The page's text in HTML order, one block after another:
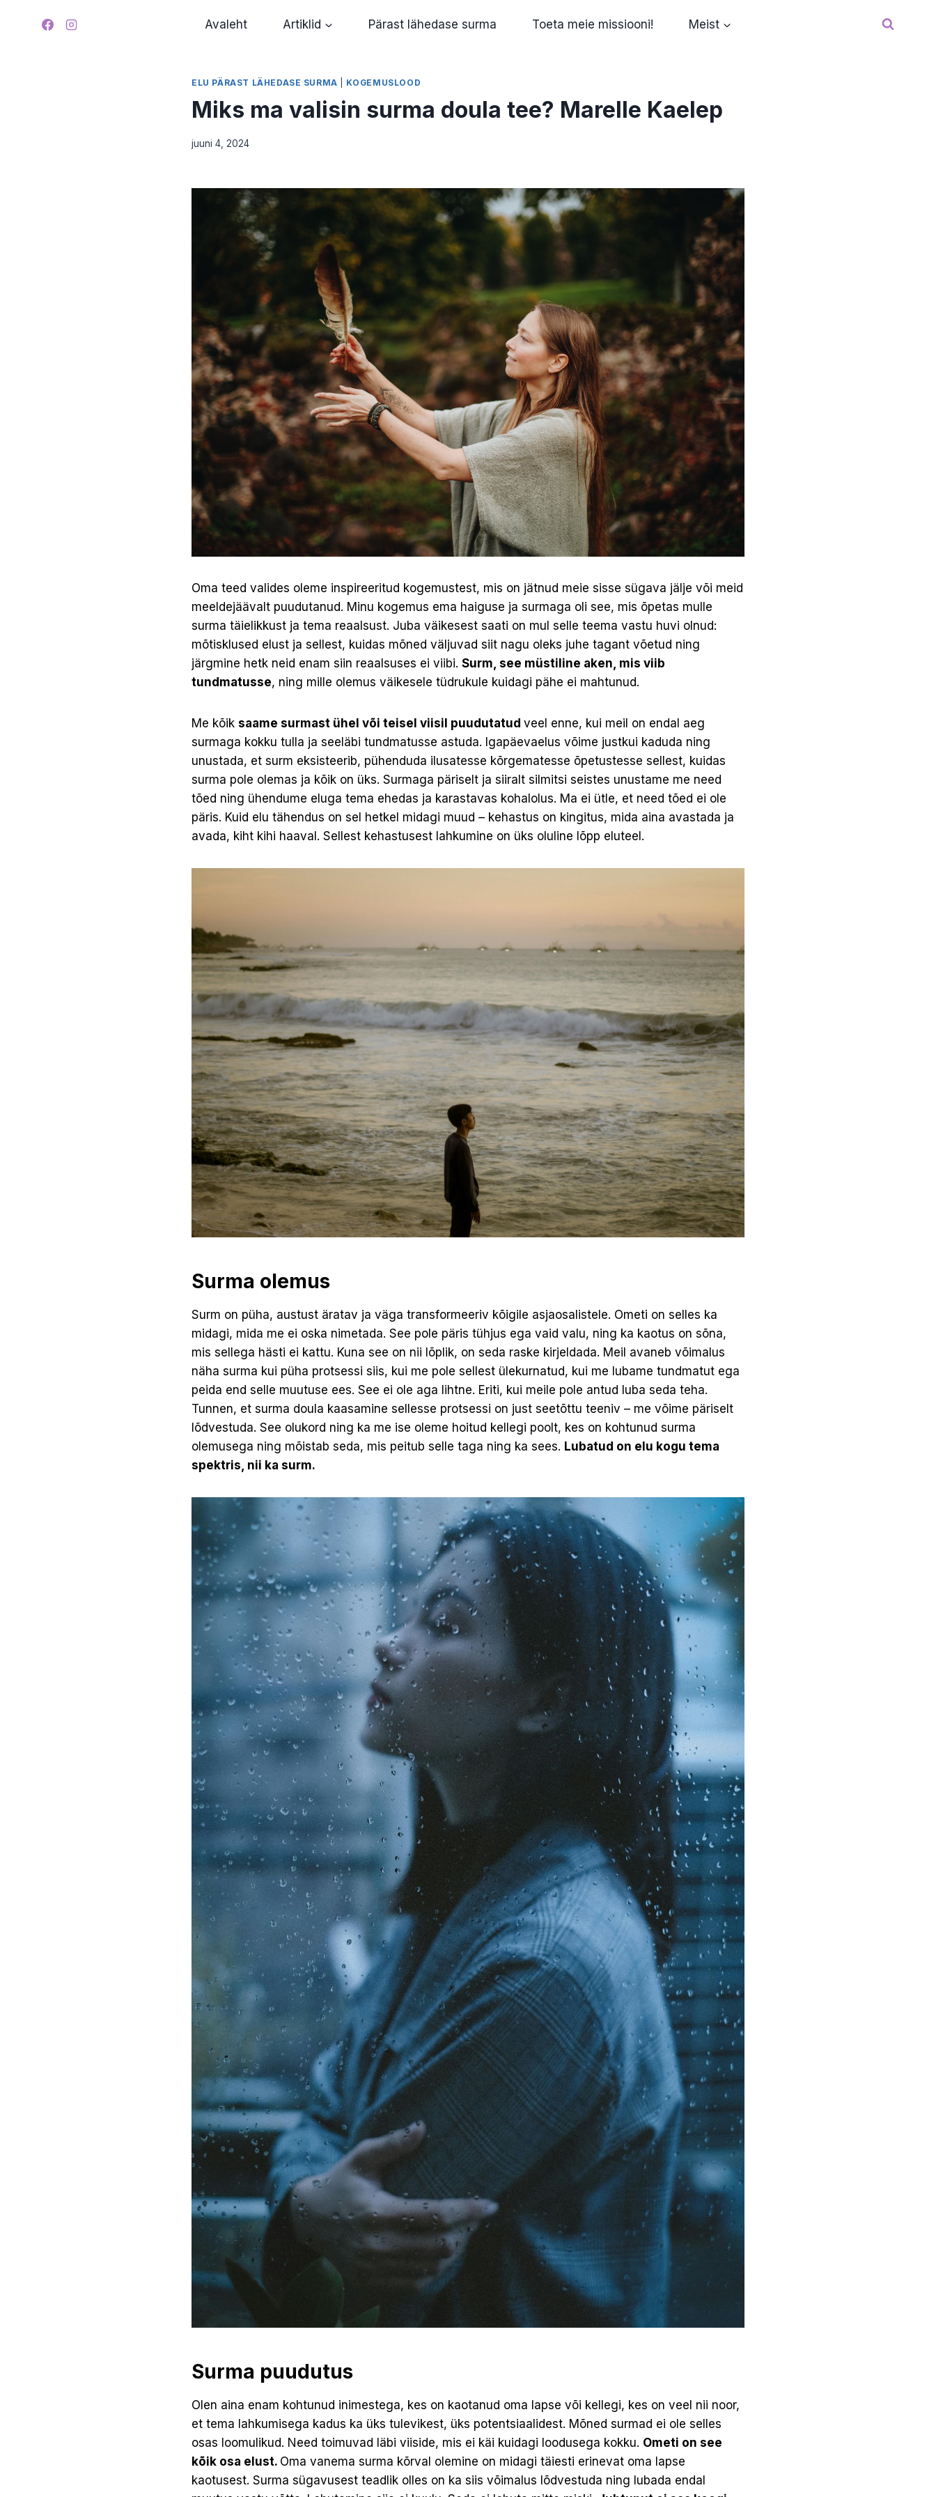
Avaleht Artiklid Pärast lähedase surma Toeta meie missiooni! Meist
ELU PÄRAST LÄHEDASE SURMA KOGEMUSLOOD
Miks ma valisin surma doula tee? Marelle Kaelep
juuni 4, 2024
Oma teed valides oleme inspireeritud kogemustest, mis on jätnud meie sisse sügava jälje või meid
meeldejäävalt puudutanud. Minu kogemus ema haiguse ja surmaga oli see, mis õpetas mulle
surma täielikkust ja tema reaalsust. Juba väikesest saati on mul selle teema vastu huvi olnud:
mõtisklused elust ja sellest, kuidas mõned väljuvad siit nagu oleks juhe tagant võetud ning
järgmine hetk neid enam siin reaalsuses ei viibi. Surm, see müstiline aken, mis viib
tundmatusse, ning mille olemus väikesele tüdrukule kuidagi pähe ei mahtunud.
Me kõik saame surmast ühel või teisel viisil puudutatud veel enne, kui meil on endal aeg
surmaga kokku tulla ja seeläbi tundmatusse astuda. Igapäevaelus võime justkui kaduda ning
unustada, et surm eksisteerib, pühenduda ilusatesse kõrgematesse õpetustesse sellest, kuidas
surma pole olemas ja kõik on üks. Surmaga päriselt ja siiralt silmitsi seistes unustame me need
tõed ning ühendume eluga tema ehedas ja karastavas kohalolus. Ma ei ütle, et need tõed ei ole
päris. Kuid elu tähendus on sel hetkel midagi muud – kehastus on kingitus, mida aina avastada ja
avada, kiht kihi haaval. Sellest kehastusest lahkumine on üks oluline lõpp eluteel.
Surma olemus
Surm on püha, austust äratav ja väga transformeeriv kõigile asjaosalistele. Ometi on selles ka
midagi, mida me ei oska nimetada. See pole päris tühjus ega vaid valu, ning ka kaotus on sõna,
mis sellega hästi ei kattu. Kuna see on nii lõplik, on seda raske kirjeldada. Meil avaneb võimalus
näha surma kui püha protsessi siis, kui me pole sellest ülekurnatud, kui me lubame tundmatut ega
peida end selle muutuse ees. See ei ole aga lihtne. Eriti, kui meile pole antud luba seda teha.
Tunnen, et surma doula kaasamine sellesse protsessi on just seetõttu teeniv – me võime päriselt
lõdvestuda. See olukord ning ka me ise oleme hoitud kellegi poolt, kes on kohtunud surma
olemusega ning mõistab seda, mis peitub selle taga ning ka sees. Lubatud on elu kogu tema
spektris, nii ka surm.
Surma puudutus
Olen aina enam kohtunud inimestega, kes on kaotanud oma lapse või kellegi, kes on veel nii noor,
et tema lahkumisega kadus ka üks tulevikest, üks potentsiaalidest. Mõned surmad ei ole selles
osas loomulikud. Need toimuvad läbi viiside, mis ei käi kuidagi loodusega kokku. Ometi on see
kõik osa elust. Oma vanema surma kõrval olemine on midagi täiesti erinevat oma lapse
kaotusest. Surma sügavusest teadlik olles on ka siis võimalus lõdvestuda ning lubada endal